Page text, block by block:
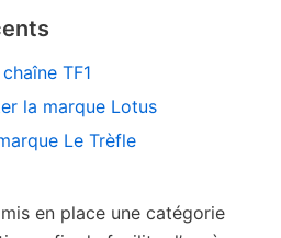
TF1
la marque Lotus
Le Trèfle
en place une catégorie